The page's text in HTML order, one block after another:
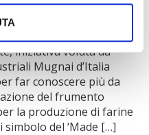
edizione della
iniziativa voluta da
Mugnai d’Italia
far conoscere più da
del frumento
la produzione di farine
del ‘Made […]